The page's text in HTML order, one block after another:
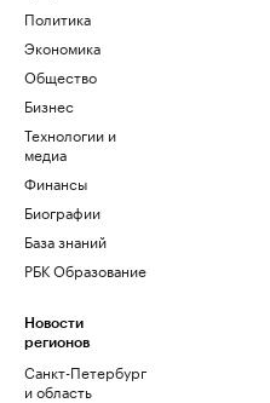
Политика
Экономика
Общество
Бизнес
Технологии и
медиа
Финансы
Биографии
База знаний
РБК Образование
Новости
регионов
Санкт-Петербург
и область